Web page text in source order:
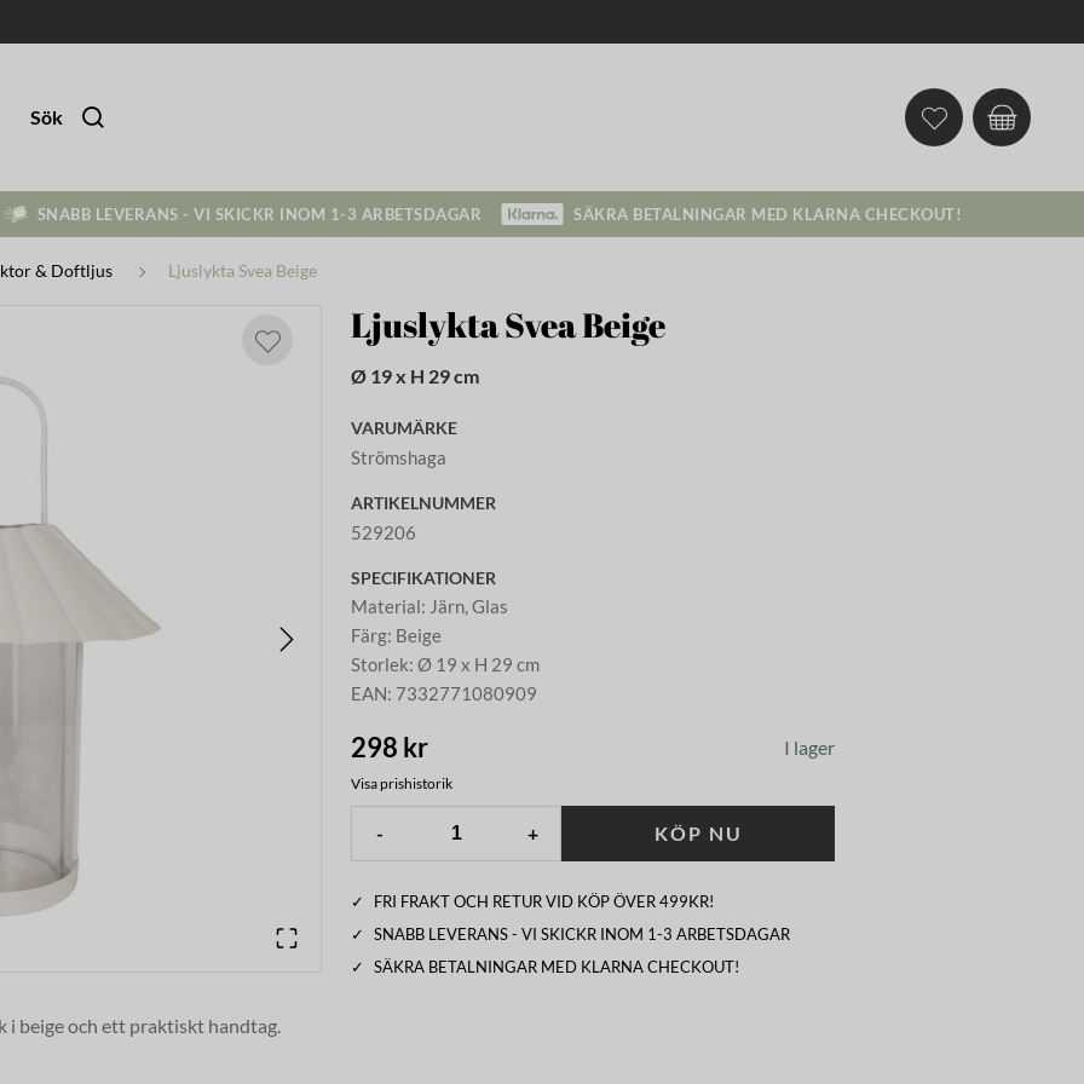
Sök
SNABB LEVERANS - VI SKICKR INOM 1-3 ARBETSDAGAR SÄKRA BETALNINGAR MED KLARNA CHECKOUT!
& Doftljus Ljuslykta Svea Beige
i beige och ett praktiskt handtag.
Ljuslykta Svea Beige
Ø 19 x H 29 cm
VARUMÄRKE
Strömshaga
ARTIKELNUMMER
529206
SPECIFIKATIONER
Material: Järn, Glas
Färg: Beige
Storlek:Ø 19 x H 29 cm
EAN: 7332771080909
298 kr I lager
Visa prishistorik
- + KÖP NU
✓
FRI FRAKT OCH RETUR VID KÖP ÖVER 499KR!
✓
SNABB LEVERANS - VI SKICKR INOM 1-3 ARBETSDAGAR
✓
SÄKRA BETALNINGAR MED KLARNA CHECKOUT!